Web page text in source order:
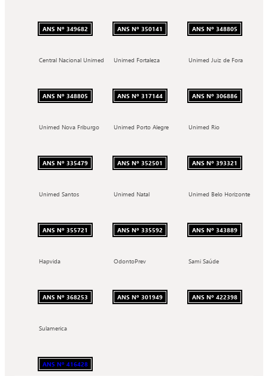
ANS Nº 349682 ANS Nº 350141 ANS Nº 348805
Central Nacional Unimed
ANS Nº 348805
Unimed Fortaleza
ANS Nº 317144
Unimed Juiz de Fora
ANS Nº 306886
Unimed Nova Friburgo
ANS Nº 335479
Unimed Porto Alegre
ANS Nº 352501
Unimed Rio
ANS Nº 393321
Unimed Santos
ANS Nº 355721
Unimed Natal
ANS Nº 335592
Unimed Belo Horizonte
ANS Nº 343889
Hapvida
ANS Nº 368253
OdontoPrev
ANS Nº 301949
Sami Saúde
ANS Nº 422398
Sulamerica
ANS Nº 416428